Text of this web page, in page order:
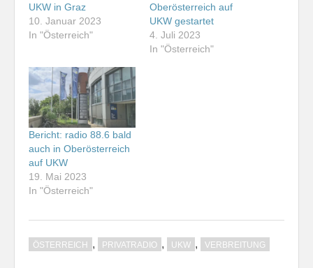
UKW in Graz
10. Januar 2023
In "Österreich"
Oberösterreich auf
UKW gestartet
4. Juli 2023
In "Österreich"
Bericht: radio 88.6 bald
auch in Oberösterreich
auf UKW
19. Mai 2023
In "Österreich"
ÖSTERREICH , PRIVATRADIO , UKW , VERBREITUNG